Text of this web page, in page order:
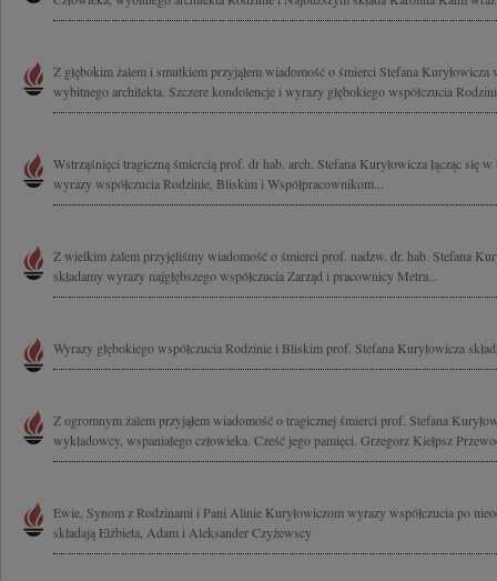
Z głębokim żalem i smutkiem przyjąłem wiadomość o śmierci Stefana Kuryłowicza
wybitnego architekta. Szczere kondolencje i wyrazy głębokiego współczucia
Wstrząśnięci tragiczną śmiercią prof. dr hab. arch. Stefana Kuryłowicza łącząc się
wyrazy współczucia Rodzinie, Bliskim i Współpracownikom...
Z wielkim żalem przyjęliśmy wiadomość o śmierci prof. nadzw. dr. hab. Stefana
składamy wyrazy najgłębszego współczucia Zarząd i pracownicy Metra...
Wyrazy głębokiego współczucia Rodzinie i Bliskim prof. Stefana Kuryłowicza
Z ogromnym żalem przyjąłem wiadomość o tragicznej śmierci prof. Stefana
wykładowcy, wspaniałego człowieka. Cześć jego pamięci. Grzegorz Kiełpsz
Ewie, Synom z Rodzinami i Pani Alinie Kuryłowiczom wyrazy współczucia po
składają Elżbieta, Adam i Aleksander Czyżewscy